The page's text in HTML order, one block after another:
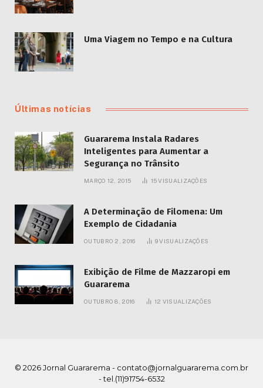
Uma Viagem no Tempo e na Cultura
Últimas notícias
Guararema Instala Radares
Inteligentes para Aumentar a
Segurança no Trânsito
MARÇO 12, 2015 15VISUALIZAÇÕES
A Determinação de Filomena: Um
Exemplo de Cidadania
OUTUBRO 2, 2016 9VISUALIZAÇÕES
Exibição de Filme de Mazzaropi em
Guararema
OUTUBRO 8, 2016 12 VISUALIZAÇÕES
© 2026 Jornal Guararema - contato@jornalguararema.com.br
- tel.(11)91754-6532